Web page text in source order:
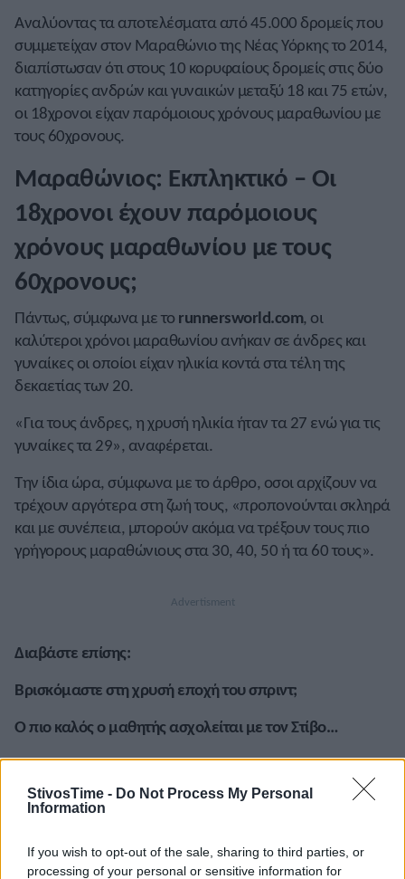
StivosTime - Do Not Process My Personal
Information
If you wish to opt-out of the sale, sharing to third parties, or
processing of your personal or sensitive information for
A+ A-
Αναλύοντας τα αποτελέσματα από 45.000 δρομείς που
συμμετείχαν στον Μαραθώνιο της Νέας Υόρκης το 2014,
διαπίστωσαν ότι στους 10 κορυφαίους δρομείς στις δύο
κατηγορίες ανδρών και γυναικών μεταξύ 18 και 75 ετών,
οι 18χρονοι είχαν παρόμοιους χρόνους μαραθωνίου με
τους 60χρονους.
Μαραθώνιος: Εκπληκτικό – Oι
18χρονοι έχουν παρόμοιους
χρόνους μαραθωνίου με τους
60χρονους;
Πάντως, σύμφωνα με το runnersworld.com, οι
καλύτεροι χρόνοι μαραθωνίου ανήκαν σε άνδρες και
γυναίκες οι οποίοι είχαν ηλικία κοντά στα τέλη της
δεκαετίας των 20.
«Για τους άνδρες, η χρυσή ηλικία ήταν τα 27 ενώ για τις
γυναίκες τα 29», αναφέρεται.
Την ίδια ώρα, σύμφωνα με το άρθρο, οσοι αρχίζουν να
τρέχουν αργότερα στη ζωή τους, «προπονούνται σκληρά
και με συνέπεια, μπορούν ακόμα να τρέξουν τους πιο
γρήγορους μαραθώνιους στα 30, 40, 50 ή τα 60 τους».
Διαβάστε επίσης:
Βρισκόμαστε στη χρυσή εποχή του σπριντ;
Ο πιο καλός ο μαθητής ασχολείται με τον Στίβο…